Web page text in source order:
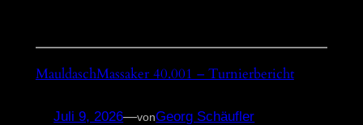
MauldaschMassaker 40.001 – Turnierbericht
Juli 9, 2026—vonGeorg Schäufler